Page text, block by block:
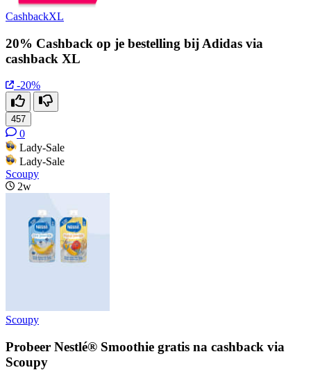
CashbackXL
20% Cashback op je bestelling bij Adidas via
cashback XL
-20%
457
0
Lady-Sale
Lady-Sale
Scoupy
2w
Scoupy
Probeer Nestlé® Smoothie gratis na cashback via
Scoupy